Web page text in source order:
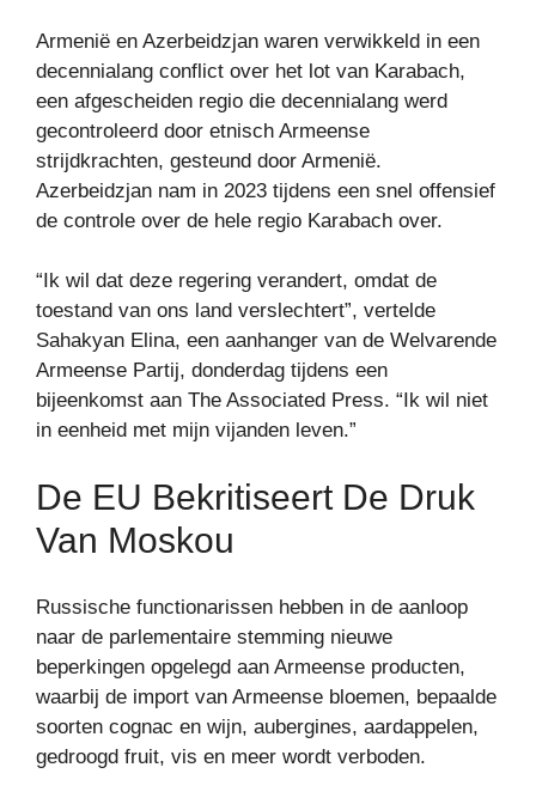
Armenië en Azerbeidzjan waren verwikkeld in een
decennialang conflict over het lot van Karabach,
een afgescheiden regio die decennialang werd
gecontroleerd door etnisch Armeense
strijdkrachten, gesteund door Armenië.
Azerbeidzjan nam in 2023 tijdens een snel offensief
de controle over de hele regio Karabach over.
“Ik wil dat deze regering verandert, omdat de
toestand van ons land verslechtert”, vertelde
Sahakyan Elina, een aanhanger van de Welvarende
Armeense Partij, donderdag tijdens een
bijeenkomst aan The Associated Press. “Ik wil niet
in eenheid met mijn vijanden leven.”
De EU Bekritiseert De Druk
Van Moskou
Russische functionarissen hebben in de aanloop
naar de parlementaire stemming nieuwe
beperkingen opgelegd aan Armeense producten,
waarbij de import van Armeense bloemen, bepaalde
soorten cognac en wijn, aubergines, aardappelen,
gedroogd fruit, vis en meer wordt verboden.